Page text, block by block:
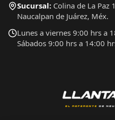
Sucursal: Colina de La Paz
Naucalpan de Juárez, Méx.
Lunes a viernes 9:00 hrs a
Sábados 9:00 hrs a 14:00